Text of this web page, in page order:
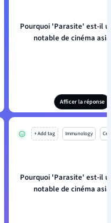
Pourquoi 'Parasite' est-il
notable de cinéma
Afficer la réponse
+ Add tag Immunology
Pourquoi 'Parasite' est-il
notable de cinéma